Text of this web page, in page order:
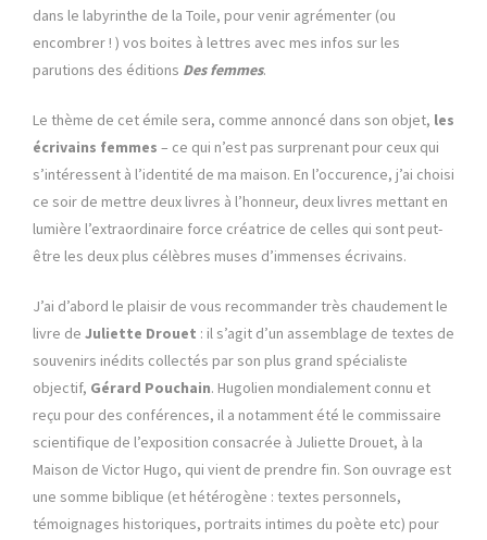
dans le labyrinthe de la Toile, pour venir agrémenter (ou
encombrer ! ) vos boites à lettres avec mes infos sur les
parutions des éditions Des femmes.
Le thème de cet émile sera, comme annoncé dans son objet, les
écrivains femmes – ce qui n’est pas surprenant pour ceux qui
s’intéressent à l’identité de ma maison. En l’occurence, j’ai choisi
ce soir de mettre deux livres à l’honneur, deux livres mettant en
lumière l’extraordinaire force créatrice de celles qui sont peut-
être les deux plus célèbres muses d’immenses écrivains.
J’ai d’abord le plaisir de vous recommander très chaudement le
livre de Juliette Drouet : il s’agit d’un assemblage de textes de
souvenirs inédits collectés par son plus grand spécialiste
objectif, Gérard Pouchain. Hugolien mondialement connu et
reçu pour des conférences, il a notamment été le commissaire
scientifique de l’exposition consacrée à Juliette Drouet, à la
Maison de Victor Hugo, qui vient de prendre fin. Son ouvrage est
une somme biblique (et hétérogène : textes personnels,
témoignages historiques, portraits intimes du poète etc) pour